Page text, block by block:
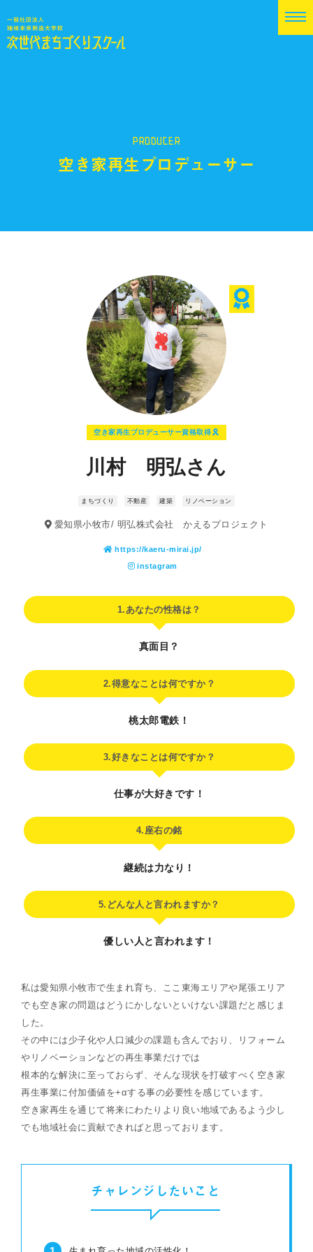
PRODUCER
空き家再生プロデューサー
空き家再生プロデューサー資格取得
川村 明弘さん
まちづくり 不動産 建築 リノベーション
愛知県小牧市/ 明弘株式会社 かえるプロジェクト
https://kaeru-mirai.jp/
instagram
1.あなたの性格は？
真面目？
2.得意なことは何ですか？
桃太郎電鉄！
3.好きなことは何ですか？
仕事が大好きです！
4.座右の銘
継続は力なり！
5.どんな人と言われますか？
優しい人と言われます！
私は愛知県小牧市で生まれ育ち、ここ東海エリアや尾張エリア
でも空き家の問題はどうにかしないといけない課題だと感じま
した。
その中には少子化や人口減少の課題も含んでおり、リフォーム
やリノベーションなどの再生事業だけでは
根本的な解決に至っておらず、そんな現状を打破すべく空き家
再生事業に付加価値を+αする事の必要性を感じています。
空き家再生を通じて将来にわたりより良い地域であるよう少し
でも地域社会に貢献できればと思っております。
チャレンジしたいこと